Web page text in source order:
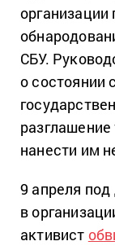
организации
СБУ.
о состоянии
нанести им
9 апреля
в
активист